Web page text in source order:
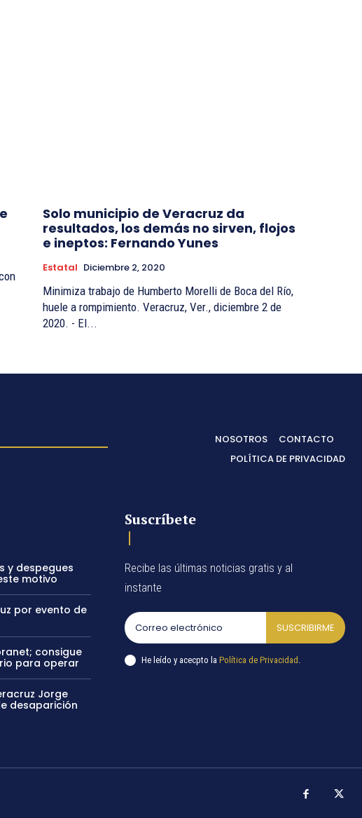
Solo municipio de Veracruz da
resultados, los demás no sirven, flojos
e ineptos: Fernando Yunes
Estatal Diciembre 2, 2020
Minimiza trabajo de Humberto Morelli de Boca del Río,
huele a rompimiento. Veracruz, Ver., diciembre 2 de
2020. - El...
NOSOTROS
CONTACTO
POLÍTICA DE PRIVACIDAD
y despegues
motivo
por evento de
consigue
para operar
Jorge
desaparición
Suscríbete
Recibe las últimas noticias gratis y al
instante
SUSCRIBIRME
He leído y acecpto laPolítica de Privacidad